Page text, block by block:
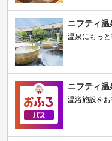
ニフティ温
温泉にもっ
ニフティ
温浴施設を